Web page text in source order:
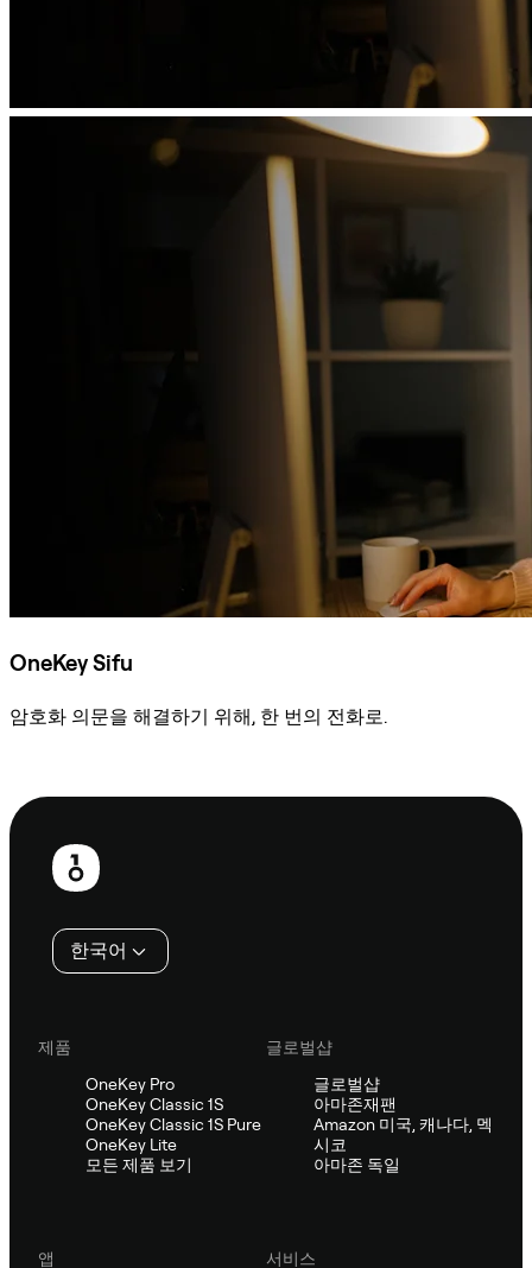
OneKey Sifu
암호화 의문을 해결하기 위해, 한 번의 전화로.
보
한국어
제품
OneKey Pro
OneKey Classic 1S
OneKey Classic 1S Pure
OneKey Lite
모든 제품 보기
글로벌샵
글로벌샵
아마존재팬
Amazon 미국, 캐나다, 멕
시코
아마존 독일
앱 서비스